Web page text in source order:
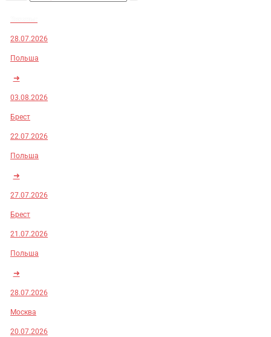
28.07.2026
Польша
➜
03.08.2026
Брест
22.07.2026
Польша
➜
27.07.2026
Брест
21.07.2026
Польша
➜
28.07.2026
Москва
20.07.2026